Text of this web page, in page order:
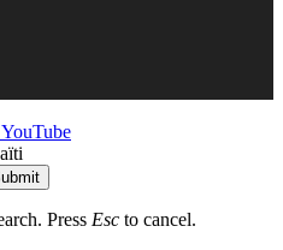
YouTube
Press Esc to cancel.